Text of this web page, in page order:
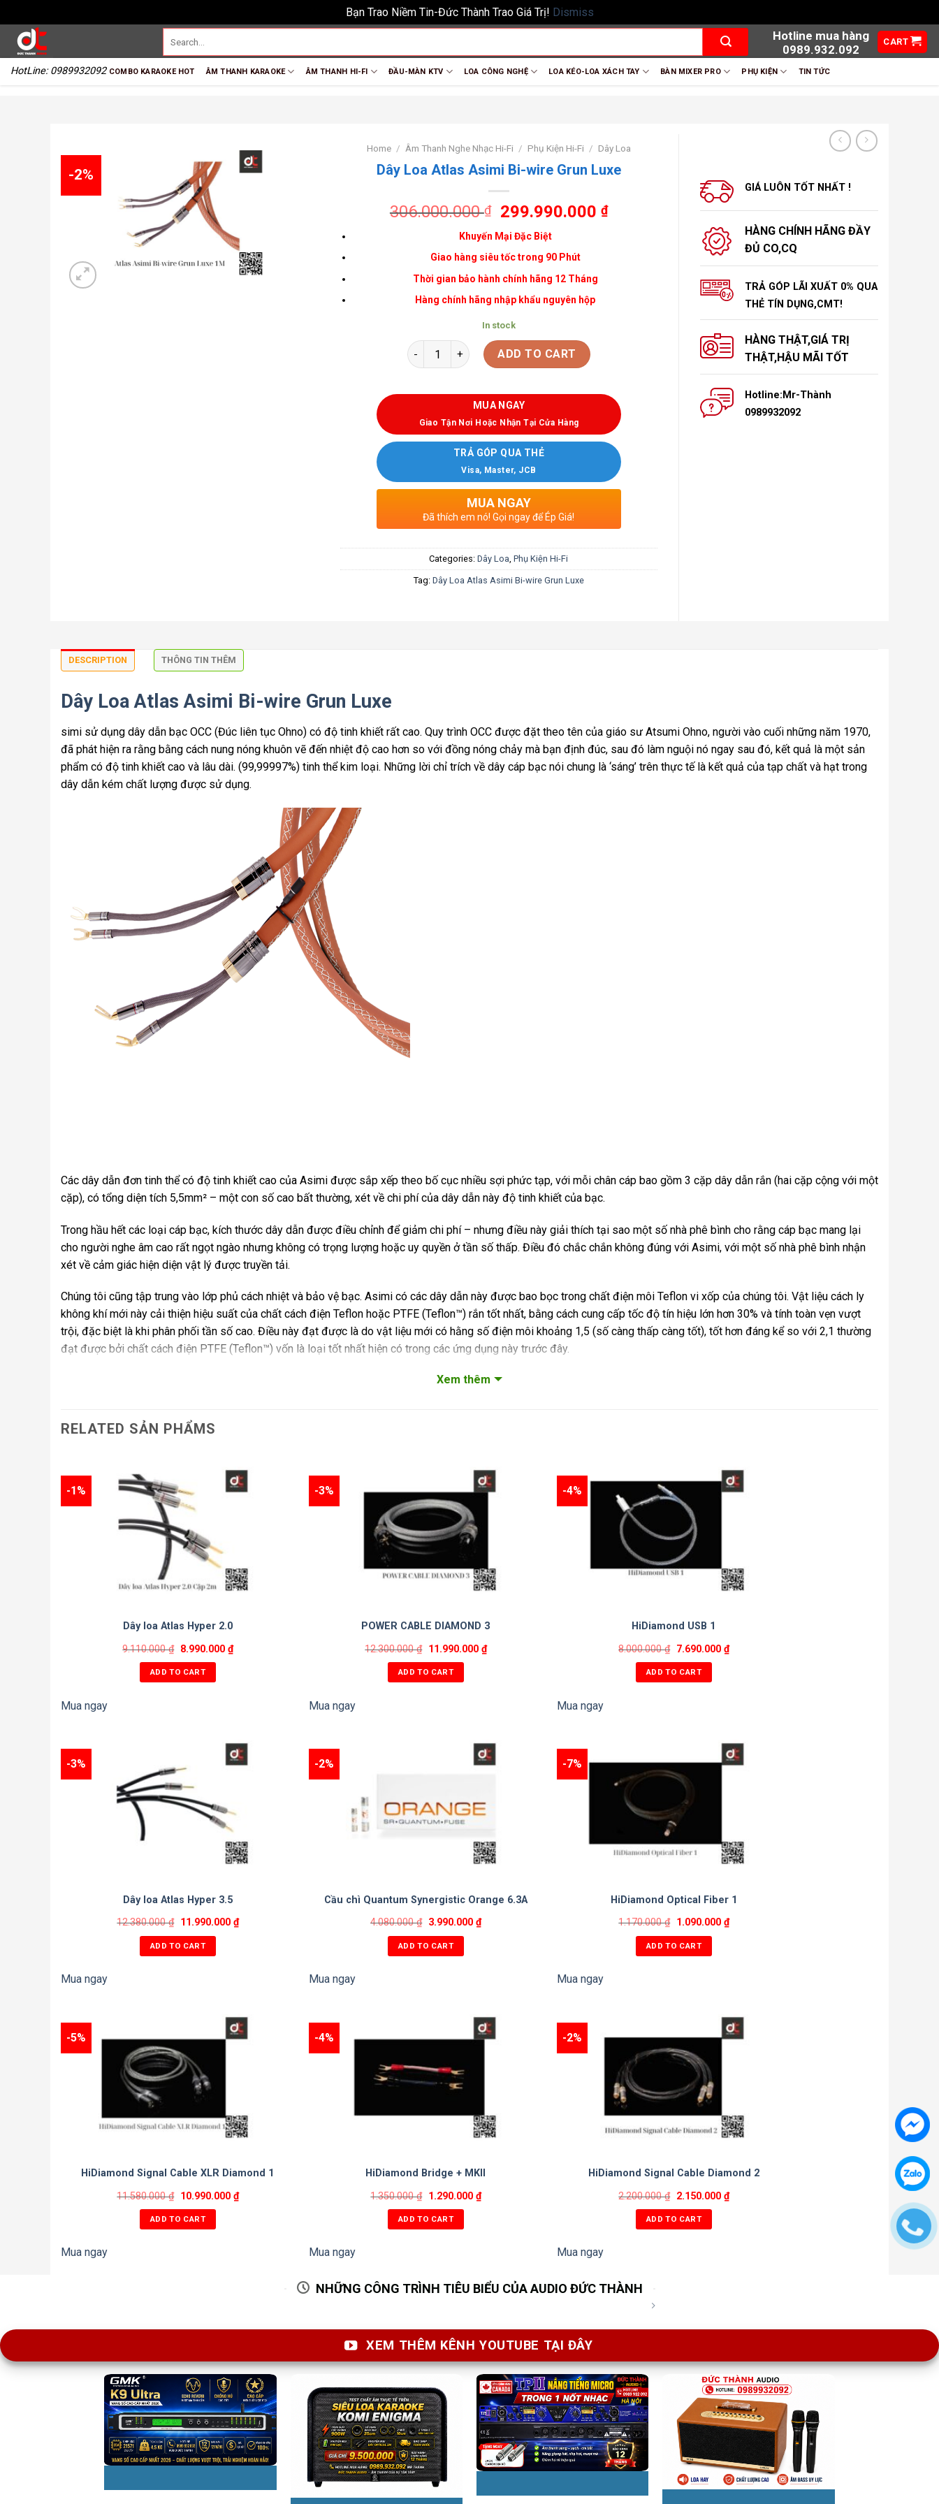
Bạn Trao Niềm Tin-Đức Thành Trao Giá Trị! Dismiss
HotLine: 0989932092
Hotline mua hàng
0989.932.092
CART
COMBO KARAOKE HOT ÂM THANH KARAOKE ÂM THANH HI-FI ĐẦU-MÀN KTV LOA CÔNG NGHỆ LOA KÉO-LOA XÁCH TAY BÀN MIXER PRO PHỤ KIỆN TIN TỨC
-2%
Home / Âm Thanh Nghe Nhạc Hi-Fi / Phụ Kiện Hi-Fi / Dây Loa
Dây Loa Atlas Asimi Bi-wire Grun Luxe
306.000.000₫ 299.990.000₫
Khuyến Mại Đặc Biệt
Giao hàng siêu tốc trong 90 Phút
Thời gian bảo hành chính hãng 12 Tháng
Hàng chính hãng nhập khẩu nguyên hộp
In stock
ADD TO CART
MUA NGAY
Giao Tận Nơi Hoặc Nhận Tại Cửa Hàng
TRẢ GÓP QUA THẺ
Visa, Master, JCB
MUA NGAY
Đã thích em nó! Gọi ngay để Ép Giá!
Categories:Dây Loa ,Phụ Kiện Hi-Fi
Tag: Dây Loa Atlas Asimi Bi-wire Grun Luxe
GIÁ LUÔN TỐT NHẤT !
HÀNG CHÍNH HÃNG ĐẦY
ĐỦ CO,CQ
TRẢ GÓP LÃI XUẤT 0% QUA
THẺ TÍN DỤNG,CMT!
HÀNG THẬT,GIÁ TRỊ
THẬT,HẬU MÃI TỐT
Hotline:Mr-Thành
0989932092
DESCRIPTION THÔNG TIN THÊM
Dây Loa Atlas Asimi Bi-wire Grun Luxe
simi sử dụng dây dẫn bạc OCC (Đúc liên tục Ohno) có độ tinh khiết rất cao. Quy trình OCC được đặt theo tên của giáo sư Atsumi Ohno, người vào cuối những năm 1970,
đã phát hiện ra rằng bằng cách nung nóng khuôn vẽ đến nhiệt độ cao hơn so với đồng nóng chảy mà bạn định đúc, sau đó làm nguội nó ngay sau đó, kết quả là một sản
phẩm có độ tinh khiết cao và lâu dài. (99,99997%) tinh thể kim loại. Những lời chỉ trích về dây cáp bạc nói chung là ‘sáng’ trên thực tế là kết quả của tạp chất và hạt trong
dây dẫn kém chất lượng được sử dụng.
Các dây dẫn đơn tinh thể có độ tinh khiết cao của Asimi được sắp xếp theo bố cục nhiều sợi phức tạp, với mỗi chân cáp bao gồm 3 cặp dây dẫn rắn (hai cặp cộng với một
cặp), có tổng diện tích 5,5mm² – một con số cao bất thường, xét về chi phí của dây dẫn này độ tinh khiết của bạc.
Trong hầu hết các loại cáp bạc, kích thước dây dẫn được điều chỉnh để giảm chi phí – nhưng điều này giải thích tại sao một số nhà phê bình cho rằng cáp bạc mang lại
cho người nghe âm cao rất ngọt ngào nhưng không có trọng lượng hoặc uy quyền ở tần số thấp. Điều đó chắc chắn không đúng với Asimi, với một số nhà phê bình nhận
xét về cảm giác hiện diện vật lý được truyền tải.
Chúng tôi cũng tập trung vào lớp phủ cách nhiệt và bảo vệ bạc. Asimi có các dây dẫn này được bao bọc trong chất điện môi Teflon vi xốp của chúng tôi. Vật liệu cách ly
không khí mới này cải thiện hiệu suất của chất cách điện Teflon hoặc PTFE (Teflon™) rắn tốt nhất, bằng cách cung cấp tốc độ tín hiệu lớn hơn 30% và tính toàn vẹn vượt
trội, đặc biệt là khi phân phối tần số cao. Điều này đạt được là do vật liệu mới có hằng số điện môi khoảng 1,5 (số càng thấp càng tốt), tốt hơn đáng kể so với 2,1 thường
đạt được bởi chất cách điện PTFE (Teflon™) vốn là loại tốt nhất hiện có trong các ứng dụng này trước đây.
Sự chú ý đến từng chi tiết một cách ám ảnh này – và sự kết hợp giữa vật liệu & phương pháp lắp ráp vốn chỉ được hoàn thiện sau quá trình thử nghiệm toàn diện – tạo ra
Mục tiêu của chúng tôi là tạo ra các loại cáp không có đặc điểm hoặc âm thanh riêng biệt, mà bản thân chúng sẽ là một dạng biến dạng – Asimi được thiết kế để ‘biến
Thông số kỹ thuật
Dây Loa Atlas Asimi Bi-wire Grun Luxe
OCC pure silver
Microporous PTFE
0.529 µH/m
VOP
Xem thêm
RELATED SẢN PHẨMS
-1%
Dây loa Atlas Hyper 2.0
9.110.000₫ 8.990.000 ₫
ADD TO CART
Mua ngay
-3%
POWER CABLE DIAMOND 3
12.300.000₫ 11.990.000 ₫
ADD TO CART
Mua ngay
-4%
HiDiamond USB 1
8.000.000₫ 7.690.000 ₫
ADD TO CART
Mua ngay
-3%
Dây loa Atlas Hyper 3.5
12.380.000₫ 11.990.000 ₫
ADD TO CART
Mua ngay
-2%
Cầu chì Quantum Synergistic Orange 6.3A
4.080.000₫ 3.990.000 ₫
ADD TO CART
Mua ngay
-7%
HiDiamond Optical Fiber 1
1.170.000₫ 1.090.000 ₫
ADD TO CART
Mua ngay
-5%
HiDiamond Signal Cable XLR Diamond 1
11.580.000₫ 10.990.000 ₫
ADD TO CART
Mua ngay
-4%
HiDiamond Bridge + MKII
1.350.000₫ 1.290.000 ₫
ADD TO CART
Mua ngay
-2%
HiDiamond Signal Cable Diamond 2
2.200.000₫ 2.150.000 ₫
ADD TO CART
Mua ngay
NHỮNG CÔNG TRÌNH TIÊU BIỂU CỦA AUDIO ĐỨC THÀNH
XEM THÊM KÊNH YOUTUBE TẠI ĐÂY